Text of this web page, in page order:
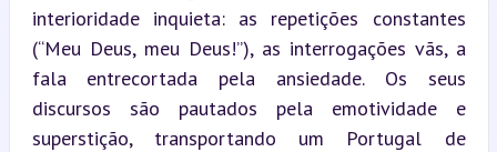
interioridade inquieta: as repetições constantes
(“Meu Deus, meu Deus!”), as interrogações vãs, a
fala entrecortada pela ansiedade. Os seus
discursos são pautados pela emotividade e
superstição, transportando um Portugal de